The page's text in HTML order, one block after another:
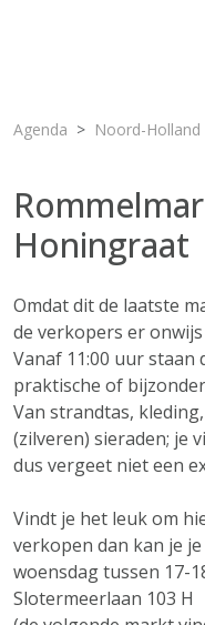
Agenda Noord-Holland
Honingraat
Omdat dit de laatste
de verkopers er onwijs
Vanaf 11:00 uur staan
praktische of
Van strandtas,
(zilveren) sieraden; je
dus vergeet niet een
Vindt je het leuk om
verkopen dan kan je
woensdag tussen 17-
Slotermeerlaan 103 H